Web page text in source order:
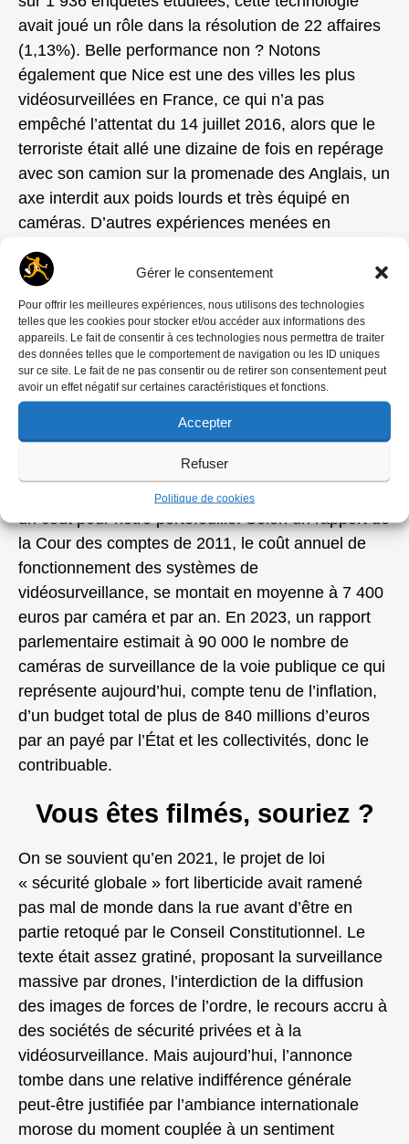
Gérer le consentement
Pour offrir les meilleures expériences, nous utilisons des technologies
telles que les cookies pour stocker et/ou accéder aux informations des
appareils. Le fait de consentir à ces technologies nous permettra de traiter
des données telles que le comportement de navigation ou les ID uniques
sur ce site. Le fait de ne pas consentir ou de retirer son consentement peut
avoir un effet négatif sur certaines caractéristiques et fonctions.
Accepter
Refuser
Politique de cookies
avait joué un rôle dans la résolution de 22 affaires
(1,13%). Belle performance non ? Notons
également que Nice est une des villes les plus
vidéosurveillées en France, ce qui n’a pas
empêché l’attentat du 14 juillet 2016, alors que le
terroriste était allé une dizaine de fois en repérage
avec son camion sur la promenade des Anglais, un
axe interdit aux poids lourds et très équipé en
caméras. D’autres expériences menées en
Grande-Bretagne ou aux Pays-Bas avaient
également conclu que ces dispositifs ne
changeaient rien à la sécurité de nos concitoyens,
ce qui reste, malgré tout, l’argument cache sexe
pour nous vendre la chose. Ne doutons pas une
seule seconde non plus que les fabricants de
matériel, de solutions informatiques et autres
prestataires, qui pratiquent de longue date
l’exercice, ont fait un sérieux lobbying auprès des
autorités et des politiques très à l’écoute de leur
discours sécuritaire. Sans oublier que tout cela a
un coût pour notre portefeuille. Selon un rapport de
la Cour des comptes de 2011, le coût annuel de
fonctionnement des systèmes de
vidéosurveillance, se montait en moyenne à 7 400
euros par caméra et par an. En 2023, un rapport
parlementaire estimait à 90 000 le nombre de
caméras de surveillance de la voie publique ce qui
représente aujourd’hui, compte tenu de l’inflation,
d’un budget total de plus de 840 millions d’euros
par an payé par l’État et les collectivités, donc le
contribuable.
Vous êtes filmés, souriez ?
On se souvient qu’en 2021, le projet de loi
« sécurité globale » fort liberticide avait ramené
pas mal de monde dans la rue avant d’être en
partie retoqué par le Conseil Constitutionnel. Le
texte était assez gratiné, proposant la surveillance
massive par drones, l’interdiction de la diffusion
des images de forces de l’ordre, le recours accru à
des sociétés de sécurité privées et à la
vidéosurveillance. Mais aujourd’hui, l’annonce
tombe dans une relative indifférence générale
peut-être justifiée par l’ambiance internationale
morose du moment couplée à un sentiment